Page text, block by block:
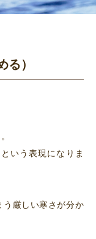
）
いう表現になりま
う厳しい寒さが分か